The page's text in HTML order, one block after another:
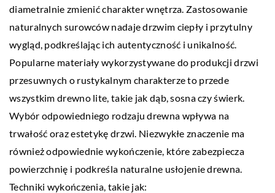
diametralnie zmienić charakter wnętrza. Zastosowanie
naturalnych surowców nadaje drzwim ciepły i przytulny
wygląd, podkreślając ich autentyczność i unikalność.
Popularne materiały wykorzystywane do produkcji drzwi
przesuwnych o rustykalnym charakterze to przede
wszystkim drewno lite, takie jak dąb, sosna czy świerk.
Wybór odpowiedniego rodzaju drewna wpływa na
trwałość oraz estetykę drzwi. Niezwykłe znaczenie ma
również odpowiednie wykończenie, które zabezpiecza
powierzchnię i podkreśla naturalne usłojenie drewna.
Techniki wykończenia, takie jak: